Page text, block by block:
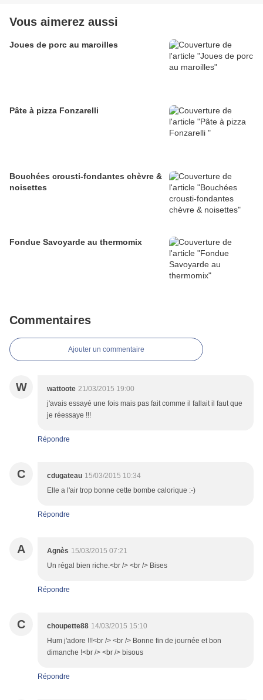
Vous aimerez aussi
Joues de porc au maroilles
Pâte à pizza Fonzarelli
Bouchées crousti-fondantes chèvre &
noisettes
Fondue Savoyarde au thermomix
Commentaires
Ajouter un commentaire
W wattoote 21/03/2015 19:00
j'avais essayé une fois mais pas fait comme il fallait il faut que
je réessaye !!!
Répondre
C cdugateau 15/03/2015 10:34
Elle a l'air trop bonne cette bombe calorique :-)
Répondre
A Agnès 15/03/2015 07:21
Un régal bien riche.<br /> <br /> Bises
Répondre
C choupette88 14/03/2015 15:10
Hum j'adore !!!<br /> <br /> Bonne fin de journée et bon
dimanche !<br /> <br /> bisous
Répondre